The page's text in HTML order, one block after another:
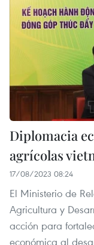
Diplomacia
agrícolas
17/08/2023 08:24
El Ministerio de
Agricultura y
acción para
económica al